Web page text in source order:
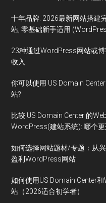
十年品牌: 2026最新网站搭建
站, 零基础新手适用
23种通过WordPress网站或
收入
你可以使用 US Domain
站?
比较 US Domain Center 的
WordPress(建站系统): 哪个更
如何选择网站题材/专题：从
盈利WordPress网站
如何使用US Domain Center
站（2026适合初学者）